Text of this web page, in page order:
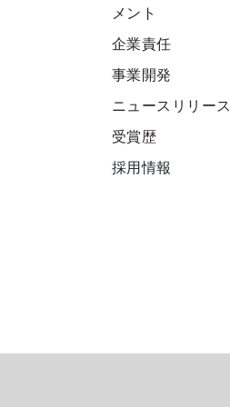
メント
企業責任
事業開発
ニュースリリース
受賞歴
採用情報